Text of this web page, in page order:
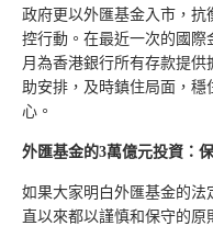
政府更以外匯基金入市，
控行動。在最近一次的國際
月為香港銀行所有存款提
助安排，及時鎮住局面，
心。
外匯基金的3萬億元投資：
如果大家明白外匯基金的
直以來都以謹慎和保守的